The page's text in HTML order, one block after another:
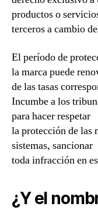
productos o
terceros a cambio
El período de
la marca puede
de las tasas
Incumbe a los
para hacer respetar
la protección de las
sistemas, sancionar
toda infracción en
¿Y el